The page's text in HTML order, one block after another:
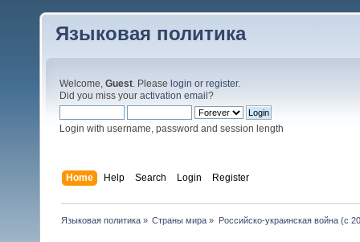
Языковая политика
Welcome, Guest. Please login or register.
Did you miss your activation email ?
Login with username, password and session length
Home Help Search Login Register
Языковая политика» Страны мира » Российско-украинская война (с